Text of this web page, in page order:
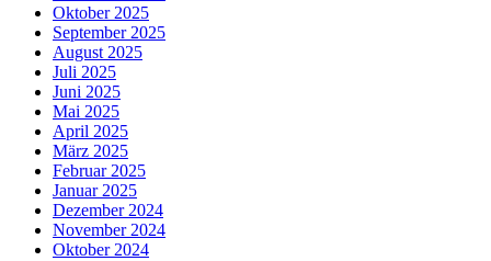
Oktober 2025
September 2025
August 2025
Juli 2025
Juni 2025
Mai 2025
April 2025
März 2025
Februar 2025
Januar 2025
Dezember 2024
November 2024
Oktober 2024